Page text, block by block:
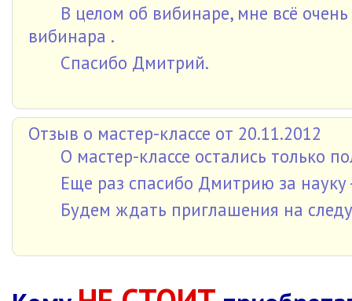
В целом об вибинаре, мне всё
вибинара .
Спасибо Дмитрий.
Отзыв о мастер-классе от 20.11.2012
О мастер-классе остались только
Еще раз спасибо Дмитрию за
Будем ждать приглашения на